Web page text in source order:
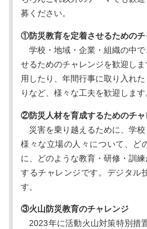
募ください。
①防災教育を定着させるためのチ
学校・地域・企業・組織の中で
せるためのチャレンジを歓迎し
用したり、年間行事に取り入れ
りなど、様々な工夫を歓迎します
②防災人材を育成するためのチャ
災害を乗り越えるために、学校
様々な立場の人々について、ど
に、どのような教育・研修・訓
するチャレンジです。デジタル
す。
③火山防災教育のチャレンジ
2023年に活動火山対策特別措